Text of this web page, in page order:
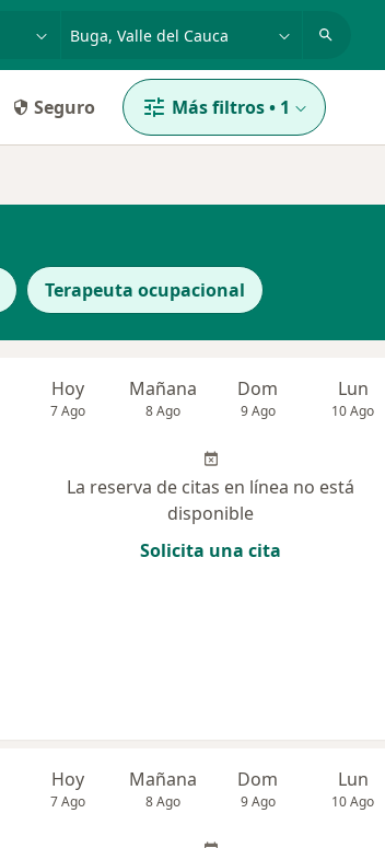
Seguro Más filtros• 1
Terapeuta ocupacional
Hoy
7 Ago
Mañana
8 Ago
Dom
9 Ago
Lun
10 Ago
La reserva de citas en línea no está
disponible
Solicita una cita
Hoy
7 Ago
Mañana
8 Ago
Dom
9 Ago
Lun
10 Ago